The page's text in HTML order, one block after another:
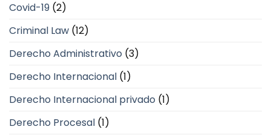
Covid-19 (2)
Criminal Law (12)
Derecho Administrativo (3)
Derecho Internacional (1)
Derecho Internacional privado (1)
Derecho Procesal (1)